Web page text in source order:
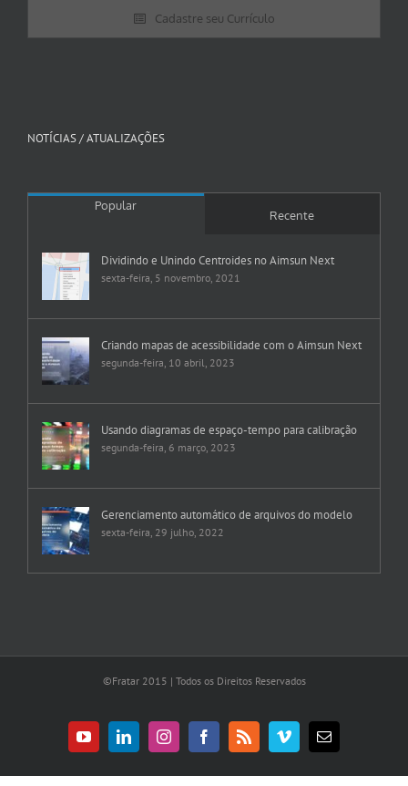
Cadastre seu Currículo
NOTÍCIAS / ATUALIZAÇÕES
Popular
Recente
Dividindo e Unindo Centroides no Aimsun Next
sexta-feira, 5 novembro, 2021
Criando mapas de acessibilidade com o Aimsun Next
segunda-feira, 10 abril, 2023
Usando diagramas de espaço-tempo para calibração
segunda-feira, 6 março, 2023
Gerenciamento automático de arquivos do modelo
sexta-feira, 29 julho, 2022
©Fratar 2015 | Todos os Direitos Reservados
YouTubeLinkedInInstagramFacebook
Rss VimeoE-